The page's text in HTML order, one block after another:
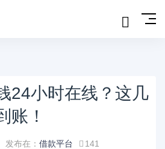
24小时在线？这几
账！
发布在： 借款平台 141